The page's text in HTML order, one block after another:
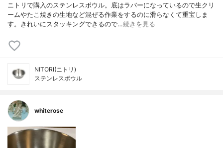
ニトリで購入のステンレスボウル。底はラバーになっているので生クリ
ームやたこ焼きの生地など混ぜる作業をするのに滑らなくて重宝しま
す。きれいにスタッキングできるので…続きを見る
NITORI(ニトリ)
ステンレスボウル
whiterose